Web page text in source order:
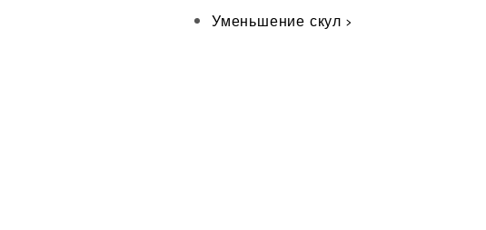
Уменьшение скул >